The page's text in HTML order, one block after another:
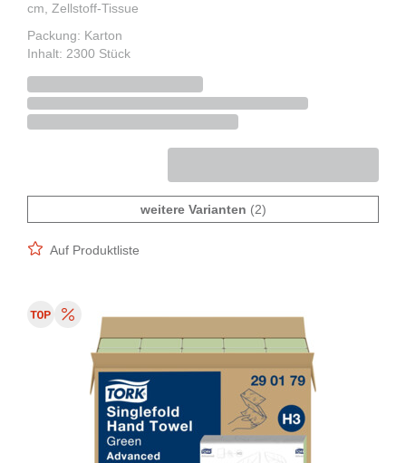
cm, Zellstoff-Tissue
Packung: Karton
Inhalt: 2300 Stück
weitere Varianten (2)
Auf Produktliste